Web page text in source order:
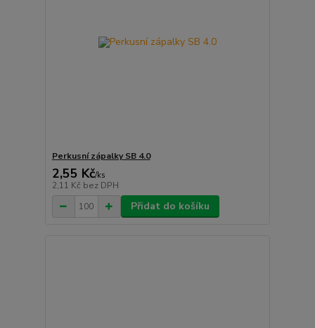
Perkusní zápalky SB 4.0
2,55 Kč/ks
2,11 Kč bez DPH
Přidat do košíku